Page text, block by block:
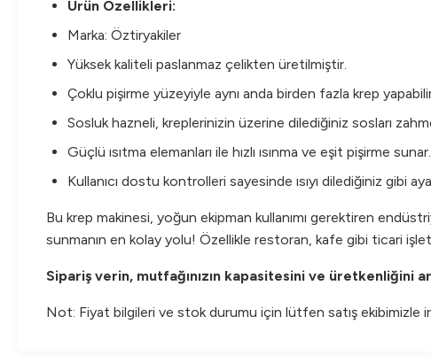
Ürün Özellikleri:
Marka: Öztiryakiler
Yüksek kaliteli paslanmaz çelikten üretilmiştir.
Çoklu pişirme yüzeyiyle aynı anda birden fazla krep
Sosluk hazneli, kreplerinizin üzerine dilediğiniz sosları
Güçlü ısıtma elemanları ile hızlı ısınma ve eşit pişirme sunar.
Kullanıcı dostu kontrolleri sayesinde ısıyı dilediğiniz gibi
Bu krep makinesi, yoğun ekipman kullanımı gerektiren
sunmanın en kolay yolu! Özellikle restoran, kafe gibi ticari
Sipariş verin, mutfağınızın kapasitesini ve üretkenliğini
Not: Fiyat bilgileri ve stok durumu için lütfen satış ekibimizle